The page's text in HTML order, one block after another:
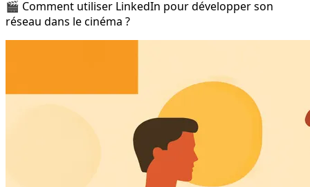
🎬 Comment utiliser LinkedIn pour développer son
réseau dans le cinéma ?